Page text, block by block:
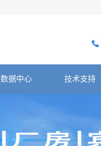
数据中心 技术支持
技术文章